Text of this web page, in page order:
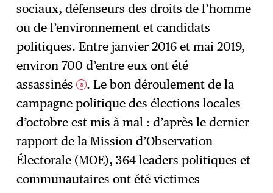
sociaux, défenseurs des droits de l’homme
ou de l’environnement et candidats
politiques. Entre janvier 2016 et mai 2019,
environ 700 d’entre eux ont été
assassinés 8 . Le bon déroulement de la
campagne politique des élections locales
d’octobre est mis à mal : d’après le dernier
rapport de la Mission d’Observation
Électorale (MOE), 364 leaders politiques et
communautaires ont été victimes